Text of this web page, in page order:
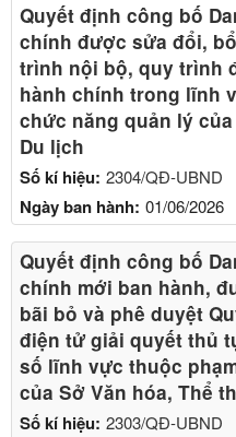
Số kí hiệu: 2304/QĐ-UBND
Ngày ban hành: 01/06/2026
Quyết định công bố
chính được sửa đổi,
trình nội bộ, quy trình
hành chính trong lĩnh
chức năng quản lý
Du lịch
Số kí hiệu: 2303/QĐ-UBND
Quyết định công bố
chính mới ban hành,
bãi bỏ và phê duyệt
điện tử giải quyết thủ
số lĩnh vực thuộc
của Sở Văn hóa, Thể